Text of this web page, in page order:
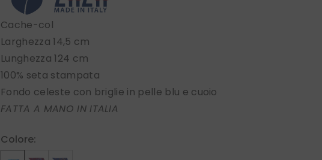
Cache-col
Larghezza 14,5 cm
Lunghezza 124 cm
100% seta stampata
Fondo celeste con briglie in pelle blu e cuoio
FATTA A MANO IN ITALIA
Colore: